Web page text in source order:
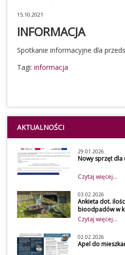
15.10.2021
INFORMACJA
Spotkanie informacyjne dla
Tagi: informacja
AKTUALNOŚCI
29.01.2026
Nowy sprzęt dla
Czytaj więcej...
03.02.2026
Ankieta dot.
bioodpadów w
przydomowym w
Z uwagi
Czytaj więcej...
02.02.2026
Apel do